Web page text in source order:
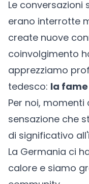
Le conversazioni
erano interrotte
create nuove
coinvolgimento
apprezziamo
tedesco: la
Per noi,
sensazione che
di significativo
La Germania ci
calore e siamo